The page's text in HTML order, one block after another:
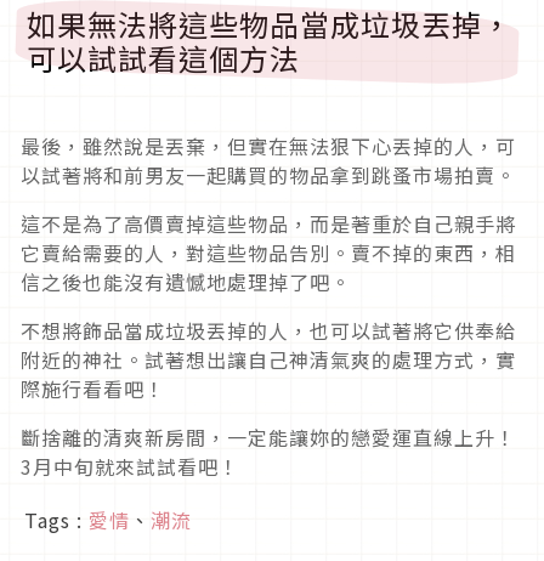
如果無法將這些物品當成垃圾丟掉，
可以試試看這個方法
最後，雖然說是丟棄，但實在無法狠下心丟掉的人，可
以試著將和前男友一起購買的物品拿到跳蚤市場拍賣。
這不是為了高價賣掉這些物品，而是著重於自己親手將
它賣給需要的人，對這些物品告別。賣不掉的東西，相
信之後也能沒有遺憾地處理掉了吧。
不想將飾品當成垃圾丟掉的人，也可以試著將它供奉給
附近的神社。試著想出讓自己神清氣爽的處理方式，實
際施行看看吧！
斷捨離的清爽新房間，一定能讓妳的戀愛運直線上升！
3月中旬就來試試看吧！
Tags : 愛情 、 潮流